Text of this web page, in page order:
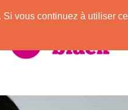
vous continuez à utiliser